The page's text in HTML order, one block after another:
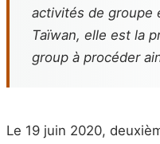
activités de groupe
Taïwan, elle est la
group à procéder
Le 19 juin 2020,